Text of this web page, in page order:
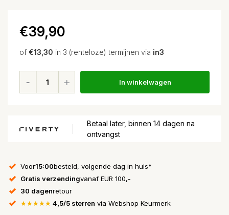
€39,90
of €13,30 in 3 (renteloze) termijnen via in3
In winkelwagen
Betaal later, binnen 14 dagen na
ontvangst
Voor15:00besteld, volgende dag in huis*
Gratis verzendingvanaf EUR 100,-
30 dagenretour
★★★★★ 4,5/5 sterren via Webshop Keurmerk